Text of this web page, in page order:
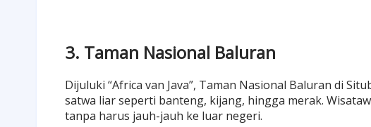
3. Taman Nasional Baluran
Dijuluki “Africa van Java”, Taman Nasional Baluran di
satwa liar seperti banteng, kijang, hingga merak.
tanpa harus jauh-jauh ke luar negeri.